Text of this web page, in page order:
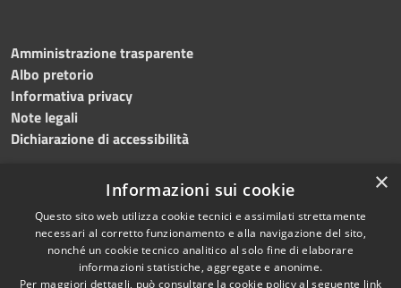
Amministrazione trasparente
Albo pretorio
Informativa privacy
Note legali
Dichiarazione di accessibilità
RSS
Accessibilità
Copyright © 2024 •
Comune diGrottaminarda
• Powered byMunicipium
×
Informazioni sui cookie
Questo sito web utilizza cookie tecnici e assimilati strettamente
necessari al corretto funzionamento e alla navigazione del sito,
nonché un cookie tecnico analitico al solo fine di elaborare
informazioni statistiche, aggregate e anonime.
Per maggiori dettagli, può consultare la cookie policy al seguente link